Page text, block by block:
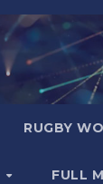
RUGBY
FULL